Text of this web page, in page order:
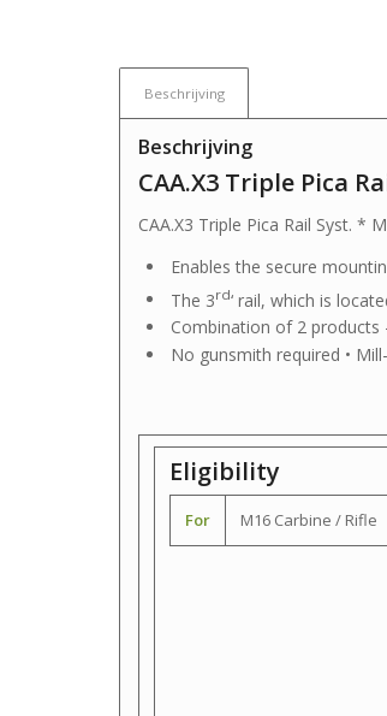
Beschrijving
Beschrijving
CAA.X3 Triple Pica
CAA.X3 Triple Pica Rail Syst. *
Enables the secure
The 3rd‘ rail, which is
Combination of 2 products
No gunsmith required •
Eligibility
For M16 Carbine / Rifle